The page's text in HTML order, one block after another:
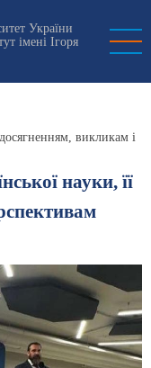
України
імені Ігоря
викликам і
науки, її